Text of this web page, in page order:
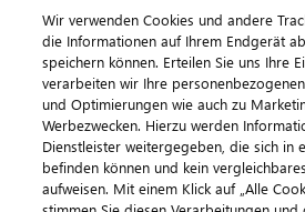
ImpressumDatenschutz
Wir verwenden Cookies und andere
die Informationen auf Ihrem Endgerät
speichern können. Erteilen Sie uns Ihre
verarbeiten wir Ihre
und Optimierungen wie auch zu
Werbezwecken. Hierzu werden
Dienstleister weitergegeben, die sich in
befinden können und kein
aufweisen. Mit einem Klick auf „Alle